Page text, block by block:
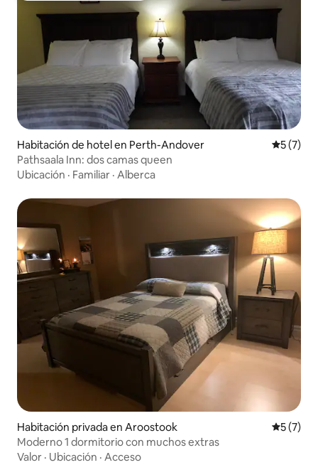
Habitación de hotel en Perth-Andover
5 (7)
Pathsaala Inn: dos camas queen
Ubicación · Familiar · Alberca
Habitación privada en Aroostook
5 (7)
Moderno 1 dormitorio con muchos extras
Valor · Ubicación · Acceso